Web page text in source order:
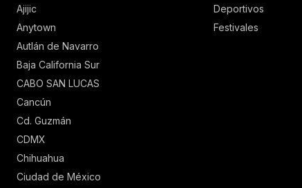
Ajijic
Anytown
Autlán de Navarro
Baja California Sur
CABO SAN LUCAS
Cancún
Cd. Guzmán
CDMX
Chihuahua
Ciudad de México
Deportivos
Festivales